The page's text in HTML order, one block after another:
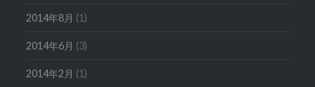
2014年8月 (1)
2014年6月 (3)
2014年2月 (1)